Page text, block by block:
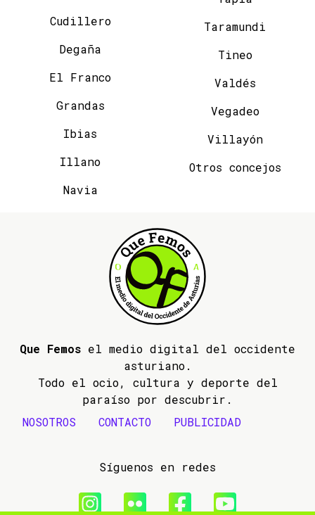
Cudillero
Degaña
El Franco
Grandas
Ibias
Illano
Navia
Taramundi
Tineo
Valdés
Vegadeo
Villayón
Otros concejos
Que Femos el medio digital del occidente
asturiano.
Todo el ocio, cultura y deporte del
paraíso por descubrir.
NOSOTROS
CONTACTO PUBLICIDAD
Síguenos en redes